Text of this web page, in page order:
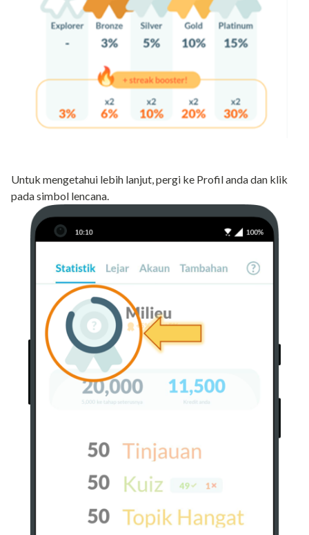
Untuk mengetahui lebih lanjut, pergi ke Profil anda dan klik
pada simbol lencana.